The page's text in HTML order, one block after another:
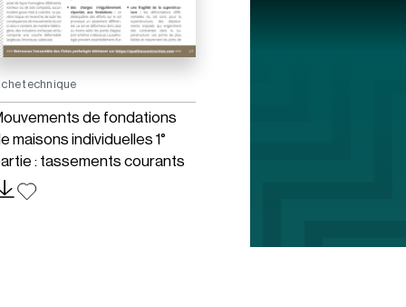
technique
de fondations
maisons individuelles 1°
: tassements courants